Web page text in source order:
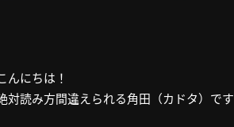
んにちは！
対読み方間違えられる角田（カドタ）です